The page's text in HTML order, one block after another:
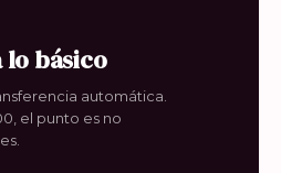
lo básico
automática.
el punto es no